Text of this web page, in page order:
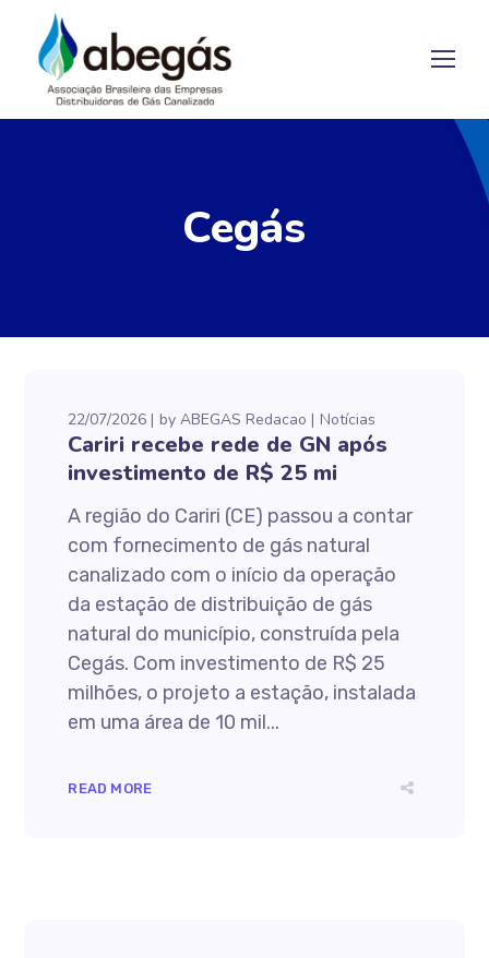
Cegás
22/07/2026 byABEGAS Redacao Notícias
Cariri recebe rede de GN após
investimento de R$ 25 mi
A região do Cariri (CE) passou a contar
com fornecimento de gás natural
canalizado com o início da operação
da estação de distribuição de gás
natural do município, construída pela
Cegás. Com investimento de R$ 25
milhões, o projeto a estação, instalada
em uma área de 10 mil...
READ MORE